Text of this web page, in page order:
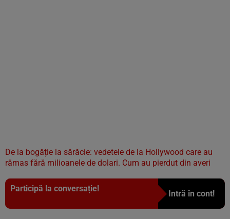
De la bogăție la sărăcie: vedetele de la Hollywood care au
rămas fără milioanele de dolari. Cum au pierdut din averi
Participă la conversație!
Intră în cont!